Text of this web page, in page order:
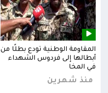
المقاومة الوطنية تودع بطلًا من
أبطالها إلى فردوس الشهداء
في المخا
منذ شهرين